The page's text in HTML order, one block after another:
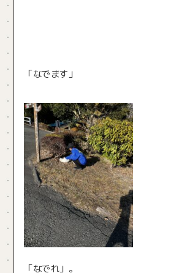
「なでます」
「なでれ」。